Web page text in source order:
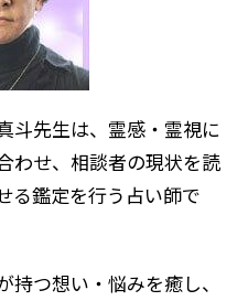
斗先生は、霊感・霊視に
わせ、相談者の現状を読
る鑑定を行う占い師で
つ想い・悩みを癒し、